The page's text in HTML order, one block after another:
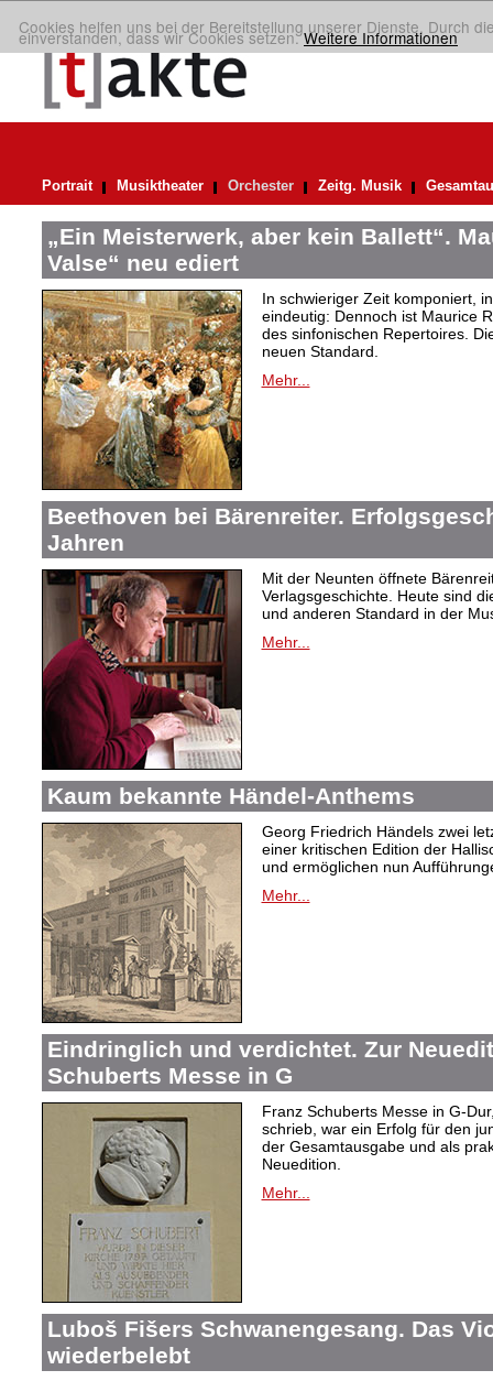
Cookies helfen uns bei der Bereitstellung unserer Dienste. Durch
einverstanden, dass wir Cookies setzen.Weitere Informationen
Portrait Musiktheater Orchester Zeitg. Musik
„Ein Meisterwerk, aber kein Ballett“.
Valse“ neu ediert
In schwieriger Zeit komponiert,
eindeutig: Dennoch ist Maurice
des sinfonischen Repertoires.
neuen Standard.
Mehr...
Beethoven bei Bärenreiter.
Jahren
Mit der Neunten öffnete
Verlagsgeschichte. Heute sind
und anderen Standard in der
Mehr...
Kaum bekannte Händel-Anthems
Georg Friedrich Händels zwei
einer kritischen Edition der
und ermöglichen nun
Mehr...
Eindringlich und verdichtet. Zur
Schuberts Messe in G
Franz Schuberts Messe in G-
schrieb, war ein Erfolg für den
der Gesamtausgabe und als
Neuedition.
Mehr...
Luboš Fišers Schwanengesang. Das
wiederbelebt